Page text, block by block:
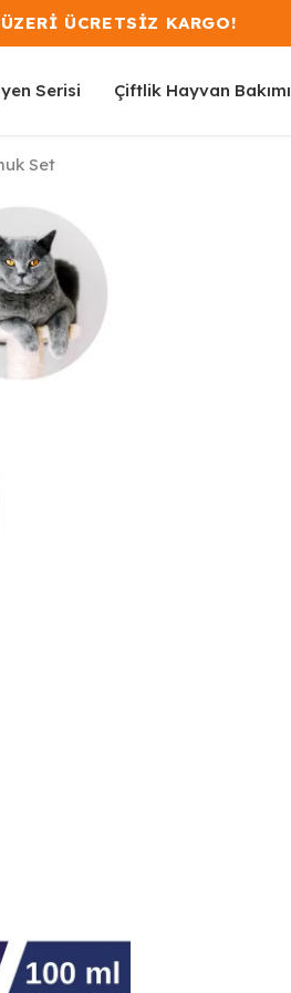
ÜCRETSİZ KARGO!
Serisi Çiftlik Hayvan Bakımı
Set